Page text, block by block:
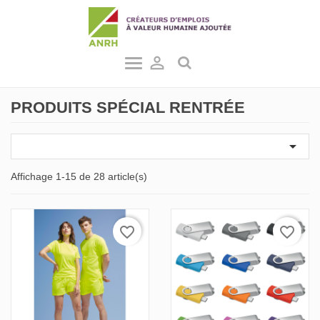

PRODUITS SPÉCIAL RENTRÉE

Affichage 1-15 de 28 article(s)
favorite_border favorite_border